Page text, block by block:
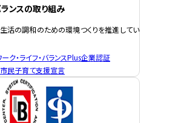
ランスの取り組み
活の調和のための環境つくりを推進してい
ク・ライフ・バランスPlus企業認証
民子育て支援宣言